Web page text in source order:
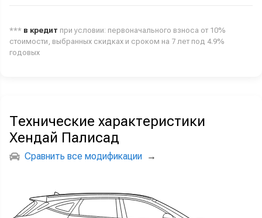
*** в кредит при условии: первоначального взноса от 10%
стоимости, выбранных скидках и сроком на 7 лет под 4.9%
годовых
Технические характеристики
Хендай Палисад
Сравнить все модификации →